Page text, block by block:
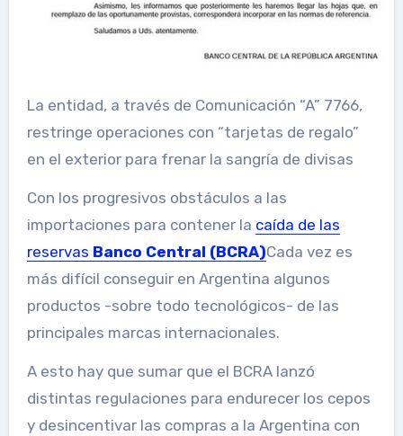
La entidad, a través de Comunicación “A” 7766,
restringe operaciones con “tarjetas de regalo”
en el exterior para frenar la sangría de divisas
Con los progresivos obstáculos a las
importaciones para contener la caída de las
reservas Banco Central (BCRA)Cada vez es
más difícil conseguir en Argentina algunos
productos -sobre todo tecnológicos- de las
principales marcas internacionales.
A esto hay que sumar que el BCRA lanzó
distintas regulaciones para endurecer los cepos
y desincentivar las compras a la Argentina con